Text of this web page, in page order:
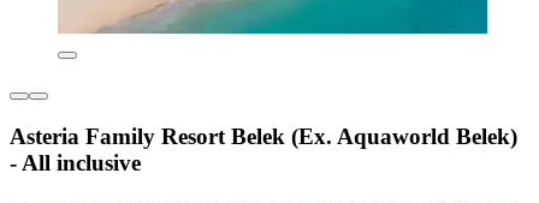
Asteria Family Resort Belek (Ex. Aquaworld Belek)
- All inclusive